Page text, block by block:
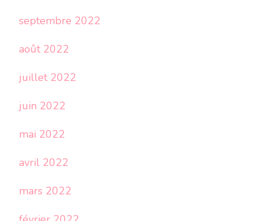
septembre 2022
août 2022
juillet 2022
juin 2022
mai 2022
avril 2022
mars 2022